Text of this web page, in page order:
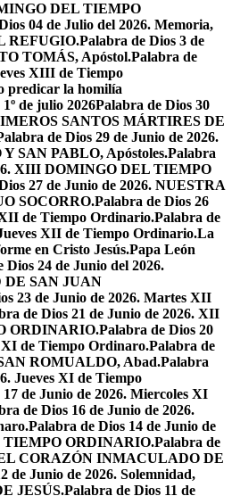
DEL TIEMPO
04 de Julio del 2026. Memoria,
REFUGIO.Palabra de Dios 3 de
TOMÁS, Apóstol.Palabra de
XIII de Tiempo
predicar la homilía
de julio 2026Palabra de Dios 30
SANTOS MÁRTIRES DE
de Dios 29 de Junio de 2026.
SAN PABLO, Apóstoles.Palabra
XIII DOMINGO DEL TIEMPO
27 de Junio de 2026. NUESTRA
SOCORRO.Palabra de Dios 26
de Tiempo Ordinario.Palabra de
XII de Tiempo Ordinario.La
en Cristo Jesús.Papa León
Dios 24 de Junio del 2026.
DE SAN JUAN
23 de Junio de 2026. Martes XII
de Dios 21 de Junio de 2026. XII
ORDINARIO.Palabra de Dios 20
XI de Tiempo Ordinaro.Palabra de
ROMUALDO, Abad.Palabra
Jueves XI de Tiempo
de Junio de 2026. Miercoles XI
de Dios 16 de Junio de 2026.
Palabra de Dios 14 de Junio de
TIEMPO ORDINARIO.Palabra de
EL CORAZÓN INMACULADO DE
de Junio de 2026. Solemnidad,
JESÚS.Palabra de Dios 11 de